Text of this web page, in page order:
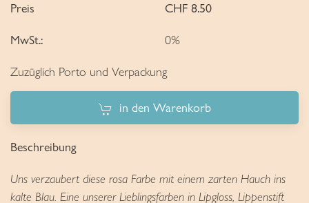
Preis CHF 8.50
MwSt.: 0%
Zuzüglich Porto und Verpackung
in den Warenkorb
Beschreibung
Uns verzaubert diese rosa Farbe mit einem zarten Hauch ins
kalte Blau. Eine unserer Lieblingsfarben in Lipgloss, Lippenstift